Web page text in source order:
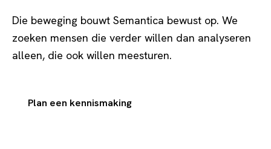
Die beweging bouwt Semantica bewust op. We
zoeken mensen die verder willen dan analyseren
alleen, die ook willen meesturen.
Plan een kennismaking